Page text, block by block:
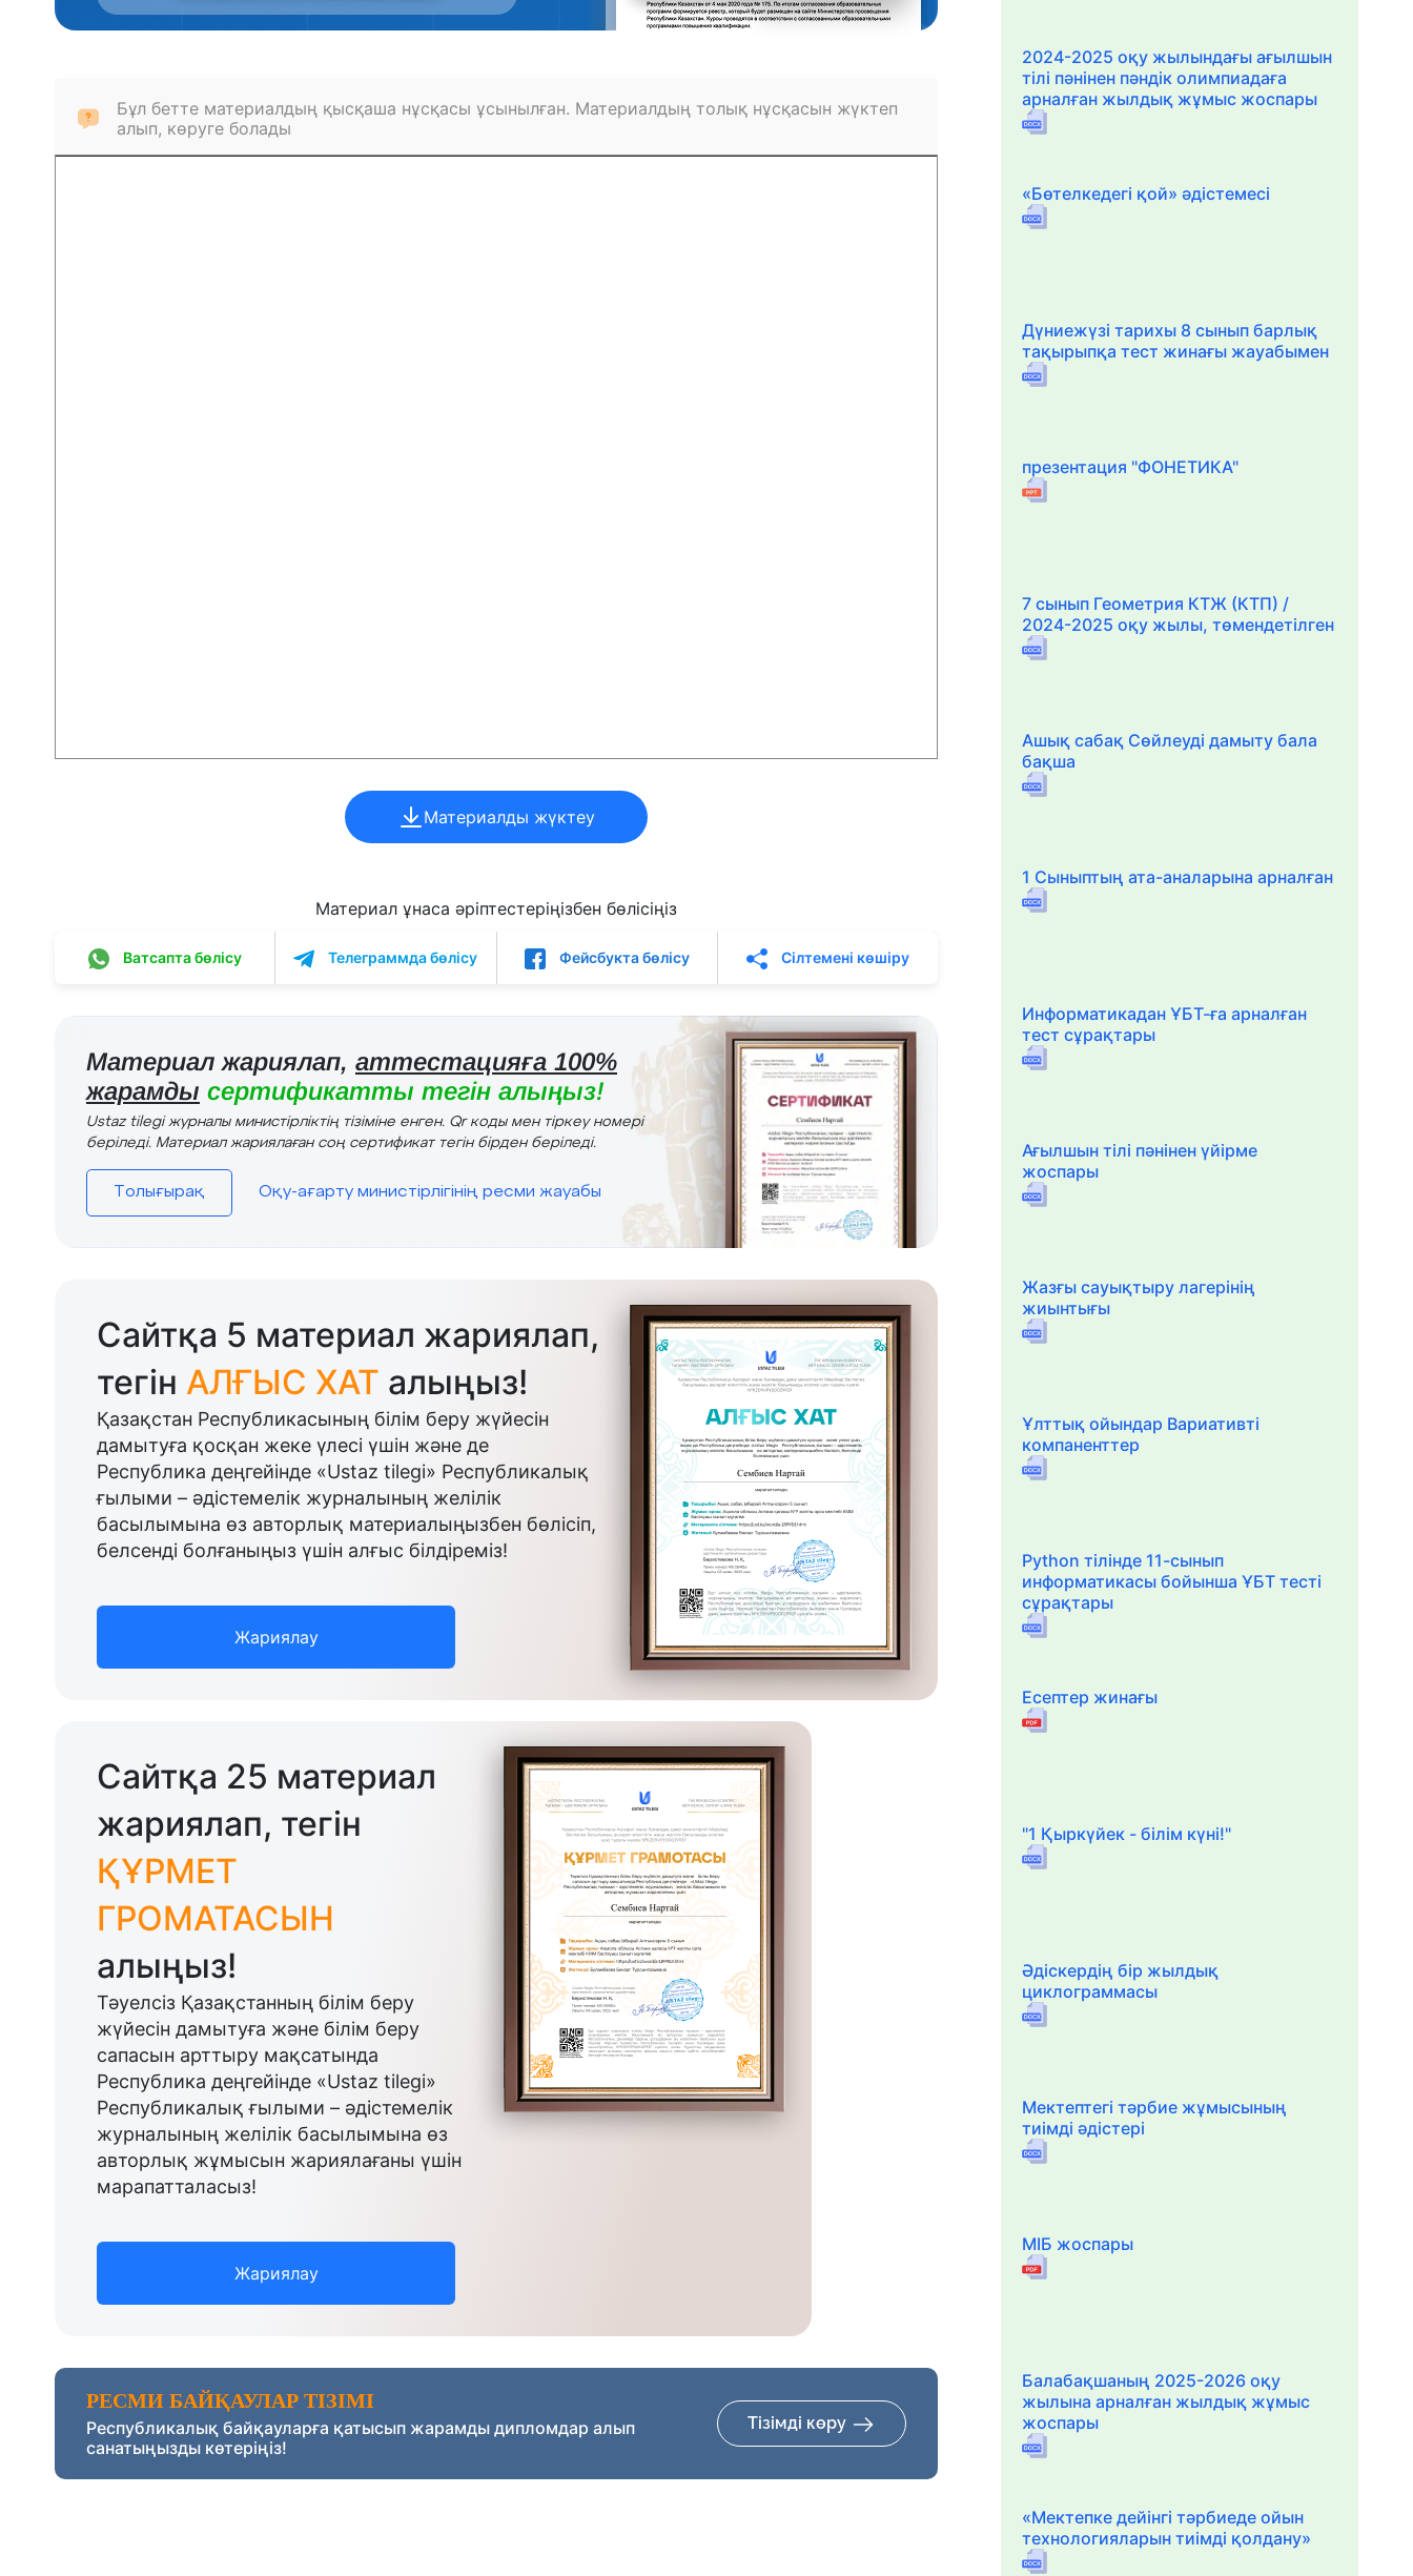
Бұл бетте материалдың қысқаша нұсқасы ұсынылған. Материалдың толық нұсқасын жүктеп
алып, көруге болады
Материалды жүктеу
Материал ұнаса әріптестеріңізбен бөлісіңіз
Ватсапта бөлісу Телеграммда бөлісу Фейсбукта бөлісу Сілтемені көшіру
Материал жариялап, аттестацияға 100%
жарамды сертификатты тегін алыңыз!
Ustaz tilegi журналы министірліктің тізіміне енген. Qr коды мен тіркеу номері
беріледі. Материал жариялаған соң сертификат тегін бірден беріледі.
Толығырақ Оқу-ағарту министірлігінің ресми жауабы
Сайтқа 5 материал жариялап,
тегін АЛҒЫС ХАТ алыңыз!
Қазақстан Республикасының білім беру жүйесін
дамытуға қосқан жеке үлесі үшін және де
Республика деңгейінде «Ustaz tilegi» Республикалық
ғылыми – әдістемелік журналының желілік
басылымына өз авторлық материалыңызбен бөлісіп,
белсенді болғаныңыз үшін алғыс білдіреміз!
Жариялау
Сайтқа 25 материал
жариялап, тегін
ҚҰРМЕТ
ГРОМАТАСЫН
алыңыз!
Тәуелсіз Қазақстанның білім беру
жүйесін дамытуға және білім беру
сапасын арттыру мақсатында
Республика деңгейінде «Ustaz tilegi»
Республикалық ғылыми – әдістемелік
журналының желілік басылымына өз
авторлық жұмысын жариялағаны үшін
марапатталасыз!
Жариялау
РЕСМИ БАЙҚАУЛАР ТІЗІМІ
Республикалық байқауларға қатысып жарамды дипломдар алып
санатыңызды көтеріңіз!
Тізімді көру
2024-2025 оқу жылындағы ағылшын
тілі пәнінен пәндік олимпиадаға
арналған жылдық жұмыс жоспары
«Бөтелкедегі қой» әдістемесі
Дүниежүзі тарихы 8 сынып барлық
тақырыпқа тест жинағы жауабымен
презентация "ФОНЕТИКА"
7 сынып Геометрия КТЖ (КТП) /
2024-2025 оқу жылы, төмендетілген
Ашық сабақ Сөйлеуді дамыту бала
бақша
1 Сыныптың ата-аналарына арналған
Информатикадан ҰБТ-ға арналған
тест сұрақтары
Ағылшын тілі пәнінен үйірме
жоспары
Жазғы сауықтыру лагерінің
жиынтығы
Ұлттық ойындар Вариативті
компаненттер
Python тілінде 11-сынып
информатикасы бойынша ҰБТ тесті
сұрақтары
Есептер жинағы
"1 Қыркүйек - білім күні!"
Әдіскердің бір жылдық
циклограммасы
Мектептегі тәрбие жұмысының
тиімді әдістері
МІБ жоспары
Балабақшаның 2025-2026 оқу
жылына арналған жылдық жұмыс
жоспары
«Мектепке дейінгі тәрбиеде ойын
технологияларын тиімді қолдану»